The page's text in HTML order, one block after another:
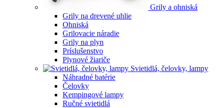
Grily a ohniská
Grily na drevené uhlie
Ohniská
Grilovacie náradie
Grily na plyn
Príslušenstvo
Plynové žiariče
Svietidlá, čelovky, lampy
Náhradné batérie
Čelovky
Kempingové lampy
Ručné svietidlá